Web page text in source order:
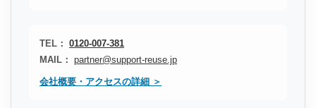
TEL： 0120-007-381
MAIL： partner@support-reuse.jp
会社概要・アクセスの詳細 ＞